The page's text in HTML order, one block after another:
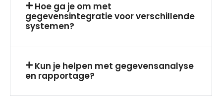
Hoe ga je om met
gegevensintegratie voor verschillende
systemen?
Kun je helpen met gegevensanalyse
en rapportage?